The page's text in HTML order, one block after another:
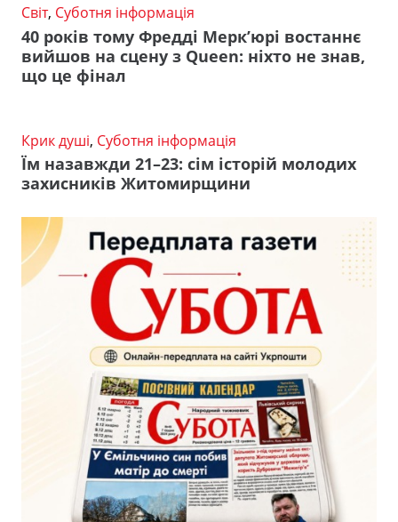
Світ, Суботня інформація
40 років тому Фредді Мерк’юрі востаннє
вийшов на сцену з Queen: ніхто не знав,
що це фінал
Крик душі, Суботня інформація
Їм назавжди 21–23: сім історій молодих
захисників Житомирщини